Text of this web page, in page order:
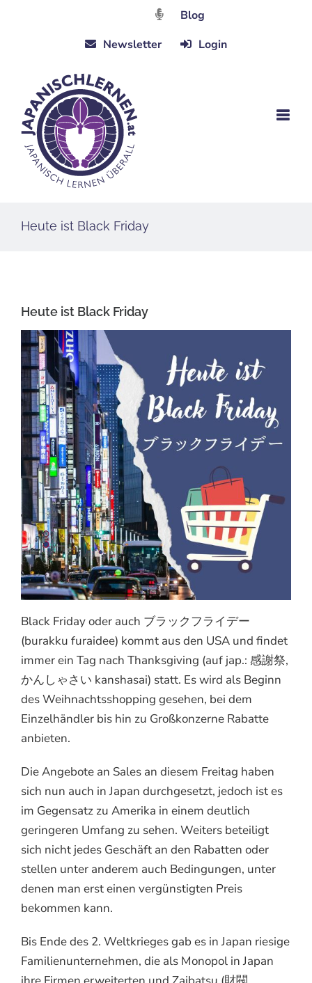
Blog
Newsletter
Login
Heute ist Black Friday
Heute ist Black Friday
Black Friday oder auch ブラックフライデー
(burakku furaidee) kommt aus den USA und findet
immer ein Tag nach Thanksgiving (auf jap.: 感謝祭,
かんしゃさい kanshasai) statt. Es wird als Beginn
des Weihnachtsshopping gesehen, bei dem
Einzelhändler bis hin zu Großkonzerne Rabatte
anbieten.
Die Angebote an Sales an diesem Freitag haben
sich nun auch in Japan durchgesetzt, jedoch ist es
im Gegensatz zu Amerika in einem deutlich
geringeren Umfang zu sehen. Weiters beteiligt
sich nicht jedes Geschäft an den Rabatten oder
stellen unter anderem auch Bedingungen, unter
denen man erst einen vergünstigten Preis
bekommen kann.
Bis Ende des 2. Weltkrieges gab es in Japan riesige
Familienunternehmen, die als Monopol in Japan